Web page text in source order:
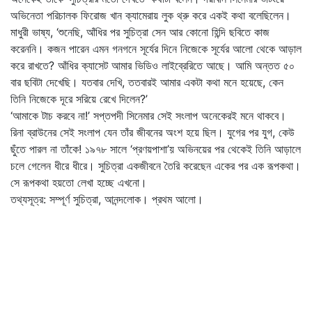
অভিনেতা পরিচালক ফিরোজ খান ক্যামেরায় লুক থ্রু করে একই কথা বলেছিলেন।
মাধুরী ভাষ্য, ‘শুনেছি, আঁধির পর সুচিত্রা সেন আর কোনো হিন্দি ছবিতে কাজ
করেননি। কজন পারেন এমন গনগনে সূর্যের দিনে নিজেকে সূর্যের আলো থেকে আড়াল
করে রাখতে? আঁধির ক্যাসেট আমার ভিডিও লাইব্রেরিতে আছে। আমি অন্তত ৫০
বার ছবিটা দেখেছি। যতবার দেখি, ততবারই আমার একটা কথা মনে হয়েছে, কেন
তিনি নিজেকে দূরে সরিয়ে রেখে দিলেন?’
‘আমাকে টাচ করবে না!’ সপ্তপদী সিনেমার সেই সংলাপ অনেকেরই মনে থাকবে।
রিনা ব্রাউনের সেই সংলাপ যেন তাঁর জীবনের অংশ হয়ে ছিল। যুগের পর যুগ, কেউ
ছুঁতে পারল না তাঁকে! ১৯৭৮ সালে ‘প্রণয়পাশা’য় অভিনয়ের পর থেকেই তিনি আড়ালে
চলে গেলেন ধীরে ধীরে। সুচিত্রা একজীবনে তৈরি করেছেন একের পর এক রূপকথা।
সে রূপকথা হয়তো লেখা হচ্ছে এখনো।
তথ্যসূত্র: সম্পূর্ণ সুচিত্রা, আনন্দলোক। প্রথম আলো।